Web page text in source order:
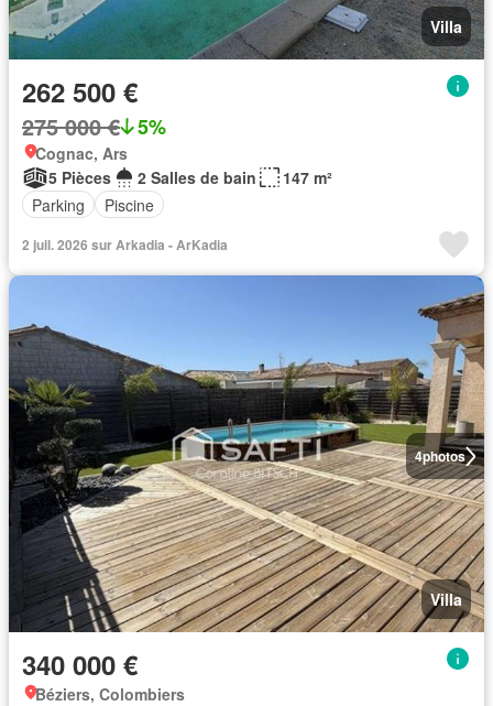
Villa
262 500 €
275 000 € 5%
Cognac, Ars
5 Pièces
2 Salles de bain
147 m²
Parking
Piscine
2 juil. 2026 sur Arkadia - ArKadia
4photos
Villa
340 000 €
Béziers, Colombiers